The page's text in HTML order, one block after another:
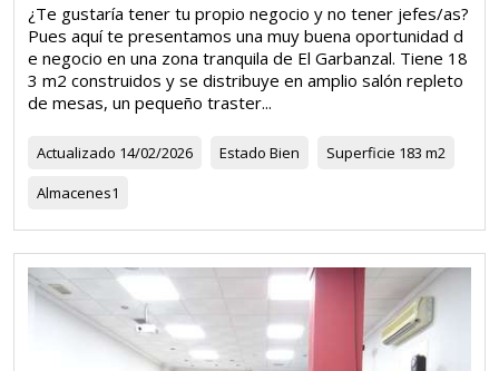
¿Te gustaría tener tu propio negocio y no tener jefes/as?
Pues aquí te presentamos una muy buena oportunidad d
e negocio en una zona tranquila de El Garbanzal. Tiene 18
3 m2 construidos y se distribuye en amplio salón repleto
de mesas, un pequeño traster...
Actualizado 14/02/2026 Estado Bien Superficie 183 m2
Almacenes1